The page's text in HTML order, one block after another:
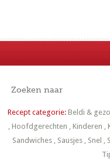
Recept categorie: Beldi &
, Hoofdgerechten , Kinderen ,
Sandwiches , Sausjes , Snel ,